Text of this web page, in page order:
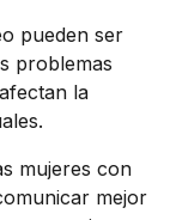
pueden ser
problemas
la
mujeres con
mejor